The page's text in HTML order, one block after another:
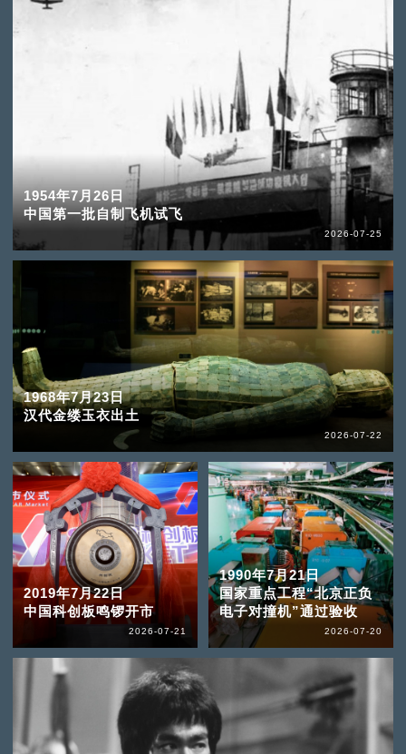
1954年7月26日
中国第一批自制飞机试飞
2026-07-25
1968年7月23日
汉代金缕玉衣出土
2026-07-22
2019年7月22日
中国科创板鸣锣开市
2026-07-21
1990年7月21日
国家重点工程“北京正负
电子对撞机”通过验收
2026-07-20